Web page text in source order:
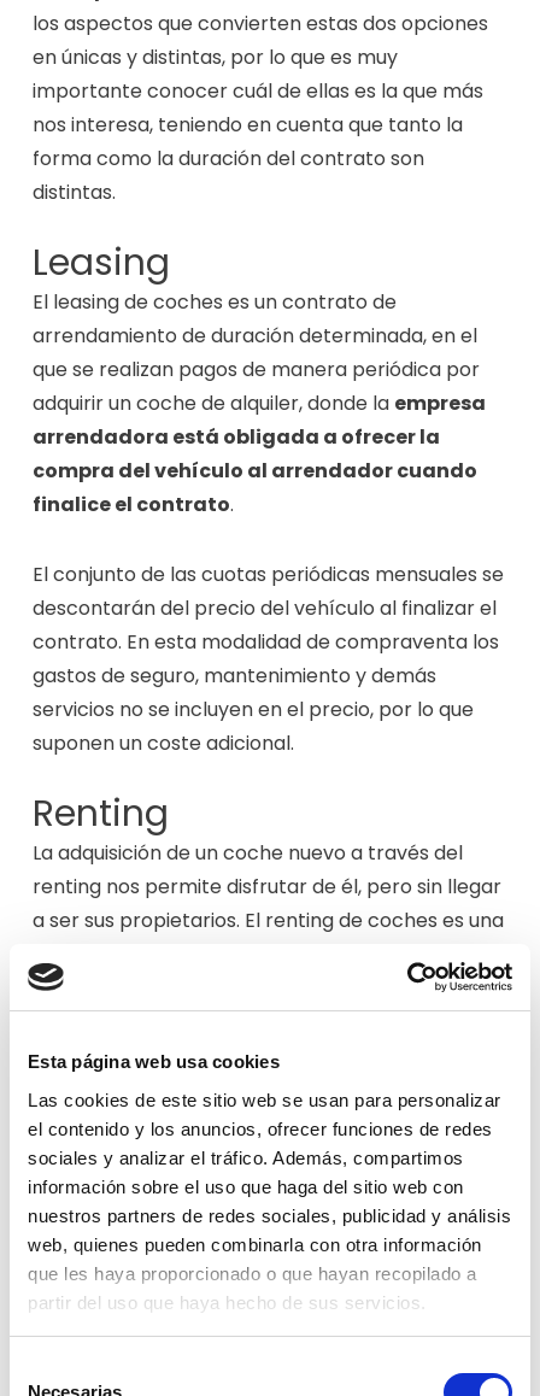
Esta página web usa cookies
Las cookies de este sitio web se usan para personalizar
el contenido y los anuncios, ofrecer funciones de redes
sociales y analizar el tráfico. Además, compartimos
información sobre el uso que haga del sitio web con
nuestros partners de redes sociales, publicidad y análisis
web, quienes pueden combinarla con otra información
que les haya proporcionado o que hayan recopilado a
partir del uso que haya hecho de sus servicios.
Necesarias
los aspectos que convierten estas dos opciones
en únicas y distintas, por lo que es muy
importante conocer cuál de ellas es la que más
nos interesa, teniendo en cuenta que tanto la
forma como la duración del contrato son
distintas.
Leasing
El leasing de coches es un contrato de
arrendamiento de duración determinada, en el
que se realizan pagos de manera periódica por
adquirir un coche de alquiler, donde la empresa
arrendadora está obligada a ofrecer la
compra del vehículo al arrendador cuando
finalice el contrato.
El conjunto de las cuotas periódicas mensuales se
descontarán del precio del vehículo al finalizar el
contrato. En esta modalidad de compraventa los
gastos de seguro, mantenimiento y demás
servicios no se incluyen en el precio, por lo que
suponen un coste adicional.
Renting
La adquisición de un coche nuevo a través del
renting nos permite disfrutar de él, pero sin llegar
a ser sus propietarios. El renting de coches es una
coche, generalmente a largo plazo. Se trata de
arrendadora ofrece el derecho de uso de un
coche por un periodo de tiempo determinado a la
parte arrendataria. Una vez que finaliza el
contratono existe la opción de comprar el
vehículo. Respecto a los gastos de
mantenimiento, seguro e impuestos están
incluidos en la cuota mensual, por lo que el
arrendatario se despreocupa de hacer frente al